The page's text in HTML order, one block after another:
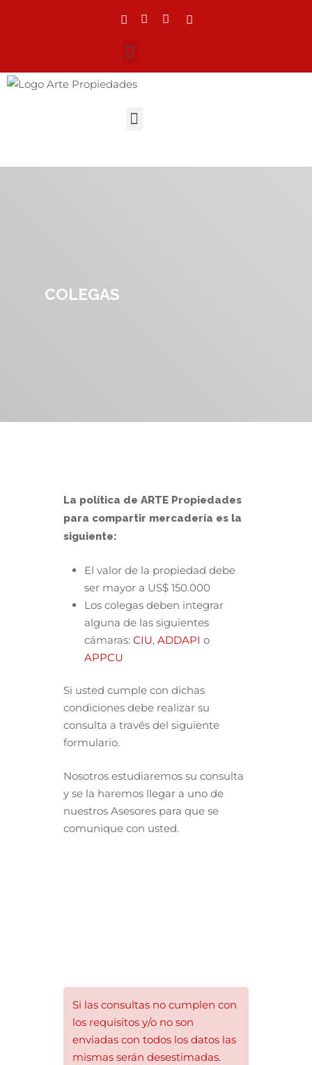
COLEGAS
La política de ARTE Propiedades
para compartir mercadería es la
siguiente:
El valor de la propiedad debe
ser mayor a US$ 150.000
Los colegas deben integrar
alguna de las siguientes
cámaras: CIU, ADDAPI o
APPCU
Si usted cumple con dichas
condiciones debe realizar su
consulta a través del siguiente
formulario.
Nosotros estudiaremos su consulta
y se la haremos llegar a uno de
nuestros Asesores para que se
comunique con usted.
Si las consultas no cumplen con
los requisitos y/o no son
enviadas con todos los datos las
mismas serán desestimadas.